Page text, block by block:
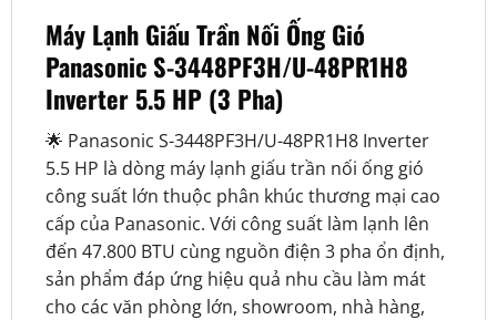
Máy Lạnh Giấu Trần Nối Ống Gió
Panasonic S-3448PF3H/U-48PR1H8
Inverter 5.5 HP (3 Pha)
🌟 Panasonic S-3448PF3H/U-48PR1H8 Inverter
5.5 HP là dòng máy lạnh giấu trần nối ống gió
công suất lớn thuộc phân khúc thương mại cao
cấp của Panasonic. Với công suất làm lạnh lên
đến 47.800 BTU cùng nguồn điện 3 pha ổn định,
sản phẩm đáp ứng hiệu quả nhu cầu làm mát
cho các văn phòng lớn, showroom, nhà hàng,